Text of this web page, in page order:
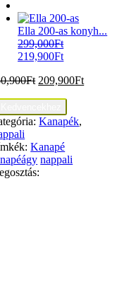
Ella 200-as konyh...
299,000Ft
219,900Ft
Ft 209,900Ft
Kanapék,
Kanapé
nappali